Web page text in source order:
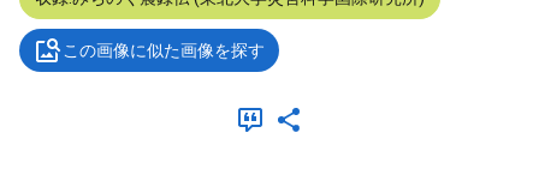
この画像に似た画像を探す